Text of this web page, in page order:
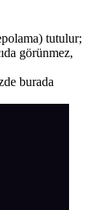
tutulur;
görünmez,
burada